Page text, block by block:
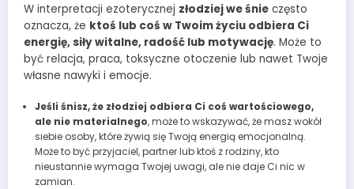
W interpretacji ezoterycznej złodziej we śnie często
oznacza, że ktoś lub coś w Twoim życiu odbiera Ci
energię, siły witalne, radość lub motywację. Może to
być relacja, praca, toksyczne otoczenie lub nawet Twoje
własne nawyki i emocje.
Jeśli śnisz, że złodziej odbiera Ci coś wartościowego,
ale nie materialnego, może to wskazywać, że masz wokół
siebie osoby, które żywią się Twoją energią emocjonalną.
Może to być przyjaciel, partner lub ktoś z rodziny, kto
nieustannie wymaga Twojej uwagi, ale nie daje Ci nic w
zamian.